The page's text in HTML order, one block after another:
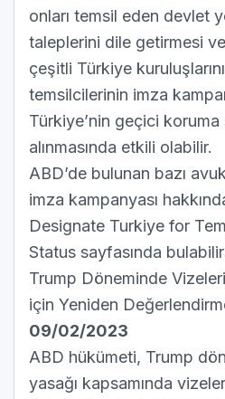
onları temsil eden devlet
taleplerini dile getirmesi
çeşitli Türkiye
temsilcilerinin imza
Türkiye’nin geçici
alınmasında etkili olabilir.
ABD’de bulunan bazı
imza kampanyası
Designate Turkiye for
Status sayfasında
Trump Döneminde
için Yeniden
09/02/2023
ABD hükümeti, Trump
yasağı kapsamında